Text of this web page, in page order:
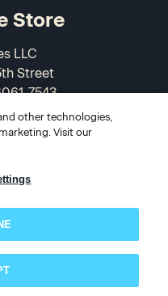
Store
LLC
Street
7543
3088
now!
other technologies,
Visit our